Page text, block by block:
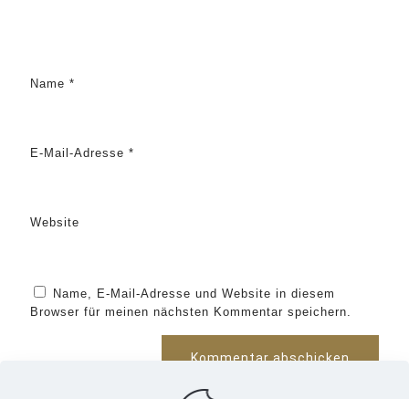
Name *
E-Mail-Adresse *
Website
Name, E-Mail-Adresse und Website in diesem
Browser für meinen nächsten Kommentar speichern.